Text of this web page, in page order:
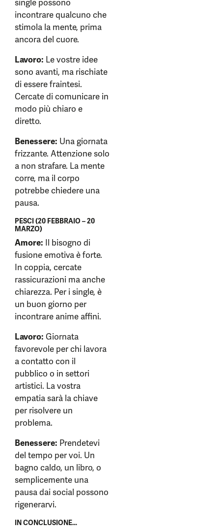
single possono
incontrare qualcuno che
stimola la mente, prima
ancora del cuore.
Lavoro: Le vostre idee
sono avanti, ma rischiate
di essere fraintesi.
Cercate di comunicare in
modo più chiaro e
diretto.
Benessere: Una giornata
frizzante. Attenzione solo
a non strafare. La mente
corre, ma il corpo
potrebbe chiedere una
pausa.
PESCI (20 FEBBRAIO – 20
MARZO)
Amore: Il bisogno di
fusione emotiva è forte.
In coppia, cercate
rassicurazioni ma anche
chiarezza. Per i single, è
un buon giorno per
incontrare anime affini.
Lavoro: Giornata
favorevole per chi lavora
a contatto con il
pubblico o in settori
artistici. La vostra
empatia sarà la chiave
per risolvere un
problema.
Benessere: Prendetevi
del tempo per voi. Un
bagno caldo, un libro, o
semplicemente una
pausa dai social possono
rigenerarvi.
IN CONCLUSIONE…